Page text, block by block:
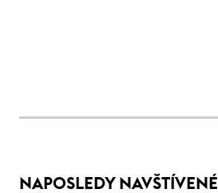
NAPOSLEDY NAVŠTÍVENÉ